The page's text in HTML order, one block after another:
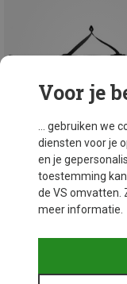
Voor je
... gebruiken we
diensten voor je
en je
toestemming
de VS omvatten.
meer informatie.